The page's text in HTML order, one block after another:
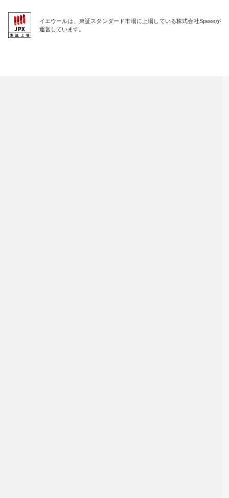
イエウールは、東証スタンダード市場に上場している株式会社Speeeが
運営しています。